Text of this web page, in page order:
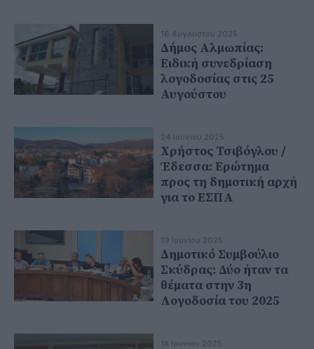
16 Αυγούστου 2025
Δήμος Αλμωπίας:
Ειδική συνεδρίαση
λογοδοσίας στις 25
Αυγούστου
24 Ιουνίου 2025
Χρήστος Τσιβόγλου /
Έδεσσα: Ερώτημα
προς τη δημοτική αρχή
για το ΕΣΠΑ
19 Ιουνίου 2025
Δημοτικό Συμβούλιο
Σκύδρας: Δύο ήταν τα
θέματα στην 3η
Λογοδοσία του 2025
18 Ιουνίου 2025